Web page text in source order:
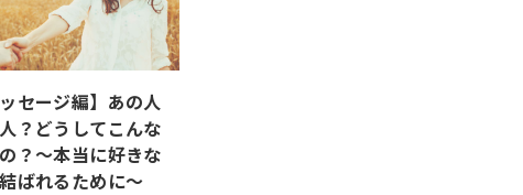
ッセージ編】あの人
？どうしてこんな
？～本当に好きな
ばれるために～